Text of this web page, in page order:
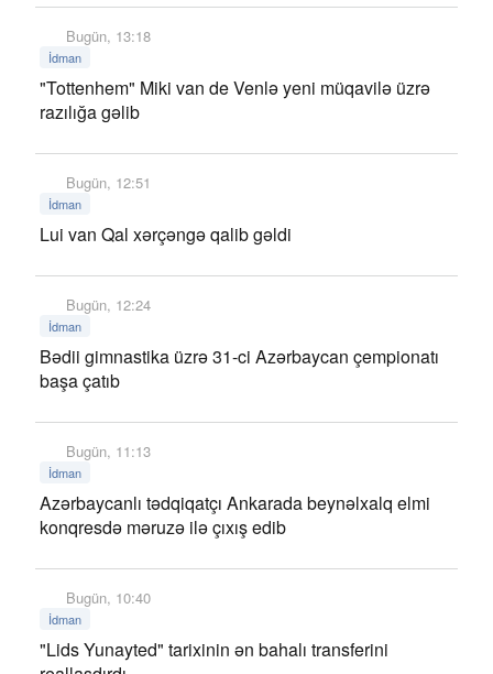
Bugün, 13:18
İdman
"Tottenhem" Miki van de Venlə yeni müqavilə üzrə
razılığa gəlib
Bugün, 12:51
İdman
Lui van Qal xərçəngə qalib gəldi
Bugün, 12:24
İdman
Bədii gimnastika üzrə 31-ci Azərbaycan çempionatı
başa çatıb
Bugün, 11:13
İdman
Azərbaycanlı tədqiqatçı Ankarada beynəlxalq elmi
konqresdə məruzə ilə çıxış edib
Bugün, 10:40
İdman
"Lids Yunayted" tarixinin ən bahalı transferini